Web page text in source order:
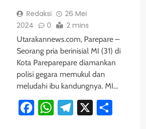
Redaksi
26 Mei
2024
0 2 mins
Utarakannews.com, Parepare –
Seorang pria berinisial MI (31) di
Kota Pareparepare diamankan
polisi gegara memukul dan
meludahi ibu kandungnya. MI…
Facebook
WhatsApp
Telegram
X